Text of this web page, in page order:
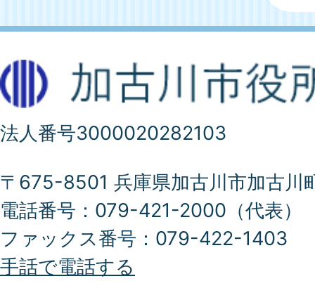
法人番号3000020282103
〒675-8501 兵庫県加古川市加古川
電話番号：079-421-2000（代表）
ファックス番号：079-422-1403
手話で電話する